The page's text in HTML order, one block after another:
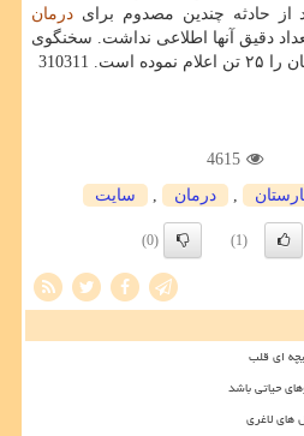
از حادثه چندین مصدوم برای درمان
دقیق آنها اطلاعی نداشت. سخنگوی
310311
4615
درمان سایت
(1)
(0)
ای قلب
حیاتی باشد
های لاغری